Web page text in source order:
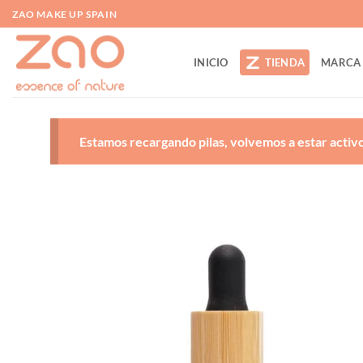
Saltar
al
contenido
ZAO MAKE UP SPAIN
INICIO TIENDA MARCA
Estamos recargando pilas, volvemos a estar